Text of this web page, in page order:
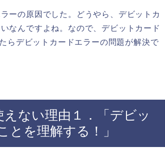
ーの原因でした。どうやら、デビットカ
なんですよね。なので、デビットカード
らデビットカードエラーの問題が解決で
ない理由１．「デビッ
とを理解する！」